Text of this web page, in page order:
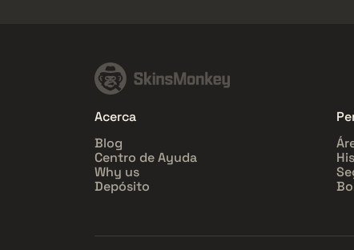
Acerca
Blog
Centro de Ayuda
Why us
Depósito